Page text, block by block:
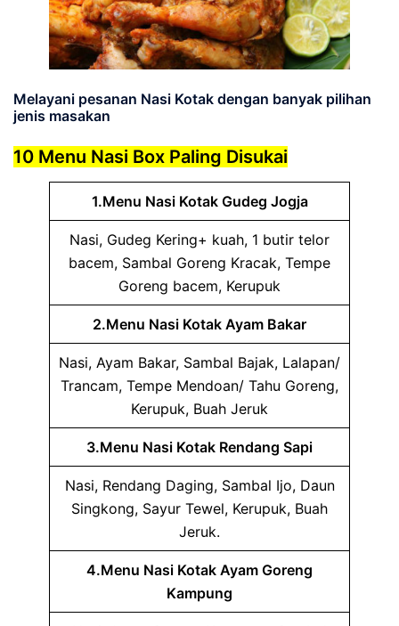
Melayani pesanan Nasi Kotak dengan banyak pilihan
jenis masakan
10 Menu Nasi Box Paling Disukai
1.Menu Nasi Kotak Gudeg Jogja
Nasi, Gudeg Kering+ kuah, 1 butir telor
bacem, Sambal Goreng Kracak, Tempe
Goreng bacem, Kerupuk
2.Menu Nasi Kotak Ayam Bakar
Nasi, Ayam Bakar, Sambal Bajak, Lalapan/
Trancam, Tempe Mendoan/ Tahu Goreng,
Kerupuk, Buah Jeruk
3.Menu Nasi Kotak Rendang Sapi
Nasi, Rendang Daging, Sambal Ijo, Daun
Singkong, Sayur Tewel, Kerupuk, Buah
Jeruk.
4.Menu Nasi Kotak Ayam Goreng
Kampung